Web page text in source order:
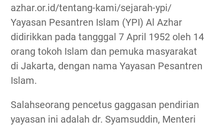
azhar.or.id/tentang-kami/sejarah-ypi/
Yayasan Pesantren Islam (YPI) Al Azhar
didirikkan pada tangggal 7 April 1952 oleh 14
orang tokoh Islam dan pemuka masyarakat
di Jakarta, dengan nama Yayasan Pesantren
Islam.
Salahseorang pencetus gaggasan pendirian
yayasan ini adalah dr. Syamsuddin, Menteri